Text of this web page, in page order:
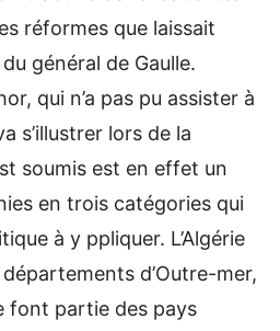
réformes que laissait
général de Gaulle.
qui n’a pas pu assister à
s’illustrer lors de la
soumis est en effet un
en trois catégories qui
à y ppliquer. L’Algérie
d’Outre-mer,
font partie des pays